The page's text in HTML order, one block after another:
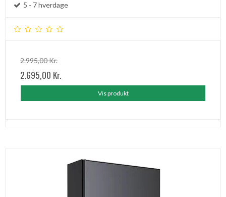
5 - 7 hverdage
2.995,00 Kr.
2.695,00 Kr.
Vis produkt